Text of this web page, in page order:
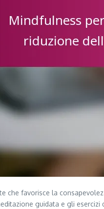
che favorisce la
guidata e gli